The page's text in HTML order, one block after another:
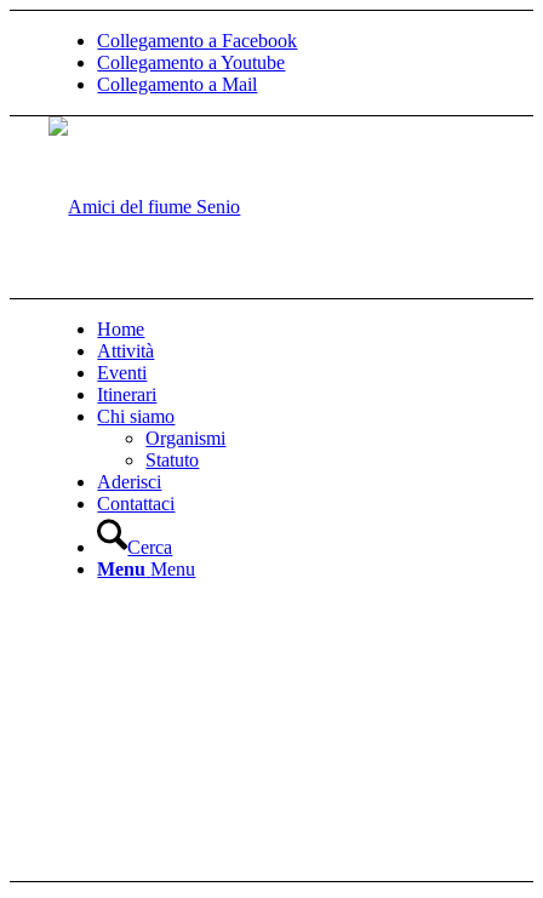
Collegamento a Facebook
Collegamento a Youtube
Collegamento a Mail
Home
Attività
Eventi
Itinerari
Chi siamo
Organismi
Statuto
Aderisci
Contattaci
Cerca
Menu Menu